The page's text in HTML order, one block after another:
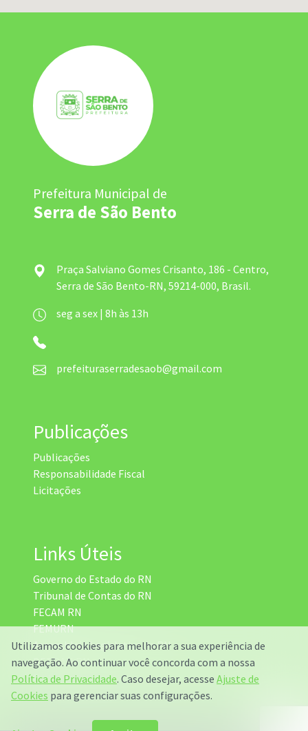
Prefeitura Municipal de
Serra de São Bento
Praça Salviano Gomes Crisanto, 186 - Centro,
Serra de São Bento-RN, 59214-000, Brasil.
seg a sex | 8h às 13h
prefeituraserradesaob@gmail.com
Publicações
Publicações
Responsabilidade Fiscal
Licitações
Links Úteis
Governo do Estado do RN
Tribunal de Contas do RN
FECAM RN
FEMURN
Assembleia Legislativa do RN
DETRAN RN
Radar da Transparência
Utilizamos cookies para melhorar a sua experiência de
navegação. Ao continuar você concorda com a nossa
Política de Privacidade. Caso desejar, acesse Ajuste de
Cookies para gerenciar suas configurações.